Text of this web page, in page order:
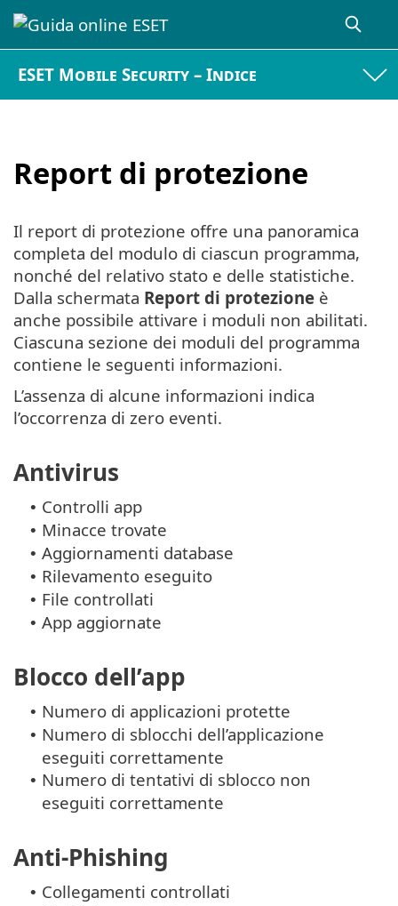
ESET Mobile Security – Indice
Report di protezione
Il report di protezione offre una panoramica
completa del modulo di ciascun programma,
nonché del relativo stato e delle statistiche.
Dalla schermata Report di protezione è
anche possibile attivare i moduli non abilitati.
Ciascuna sezione dei moduli del programma
contiene le seguenti informazioni.
L’assenza di alcune informazioni indica
l’occorrenza di zero eventi.
Antivirus
• Controlli app
• Minacce trovate
• Aggiornamenti database
• Rilevamento eseguito
• File controllati
• App aggiornate
Blocco dell’app
• Numero di applicazioni protette
• Numero di sblocchi dell’applicazione
eseguiti correttamente
• Numero di tentativi di sblocco non
eseguiti correttamente
Anti-Phishing
• Collegamenti controllati